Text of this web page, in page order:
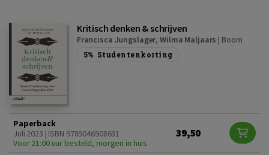
Kritisch denken & schrijven
Francisca Jungslager,Wilma Maljaars | Boom
5% Studentenkorting
Paperback
Juli 2023 | ISBN 9789046908631
Voor 21:00 uur besteld, morgen in huis
39,50